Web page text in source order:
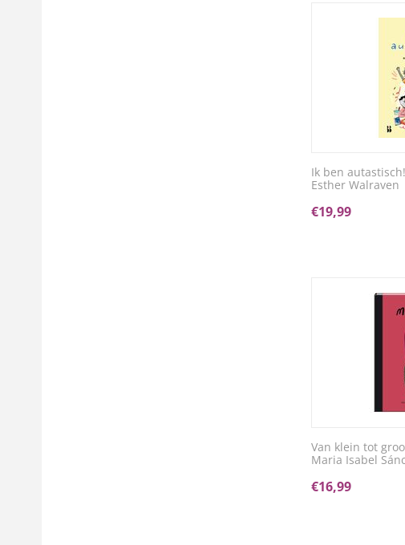
Ik ben
Esther Walraven
€19,99
Van klein tot
Maria Isabel
€16,99